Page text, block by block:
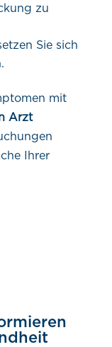
zu
Sie sich
mit
Arzt
Ihrer